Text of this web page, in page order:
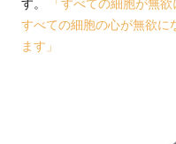
す。
「すべての細胞が無
すべての細胞の心が無欲に
ます」